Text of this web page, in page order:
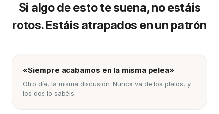
Si algo de esto te suena, no estáis
rotos. Estáis atrapados en un patrón
«Siempre acabamos en la misma pelea»
Otro día, la misma discusión. Nunca va de los platos, y
los dos lo sabéis.